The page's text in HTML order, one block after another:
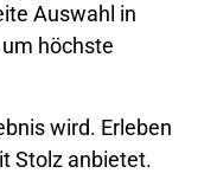
Auswahl in
höchste
wird. Erleben
Stolz anbietet.